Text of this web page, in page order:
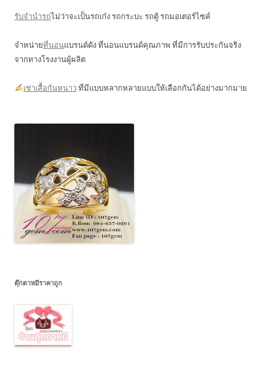
รับจำนำรถไม่ว่าจะเป็นรถเก๋ง รถกระบะ รถตู้ รถมอเตอร์ไซค์
จำหน่ายที่นอนแบรนด์ดัง ที่นอนแบรนด์คุณภาพ ที่มีการรับประกันจริง
จากทางโรงงานผู้ผลิต
เช่าเสื้อกันหนาวที่มีแบบหลากหลายแบบให้เลือกกันได้อย่างมากมาย
ตุ๊กตาหมีราคาถูก